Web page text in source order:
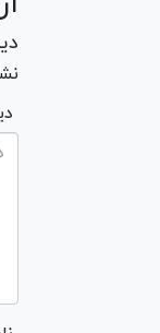
*